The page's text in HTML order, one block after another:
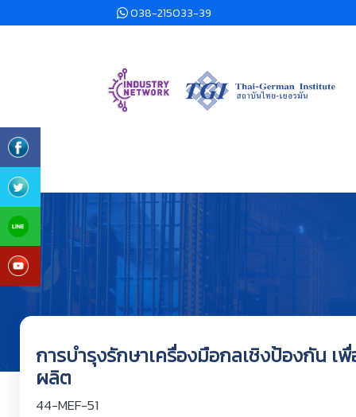
038-215033-39
การบำรุงรักษาเครื่องมือกลเชิงป้องกัน เ
ผลิต
44-MEF-51